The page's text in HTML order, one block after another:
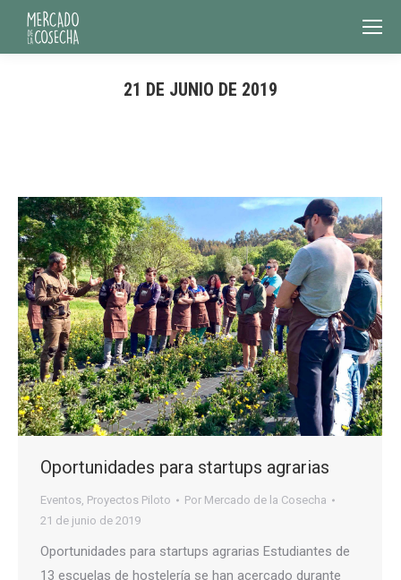
21 DE JUNIO DE 2019
Oportunidades para startups agrarias
Eventos, Proyectos Piloto Por Mercado de la Cosecha
21 de junio de 2019
Oportunidades para startups agrarias Estudiantes de
13 escuelas de hostelería se han acercado durante